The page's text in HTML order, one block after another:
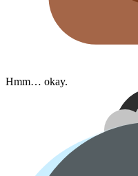
Hmm… okay.